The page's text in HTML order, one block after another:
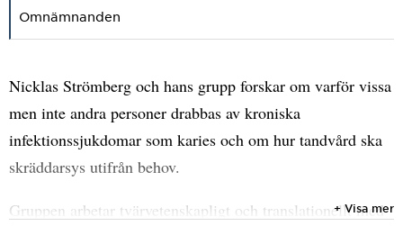
Omnämnanden
Nicklas Strömberg och hans grupp forskar om varför vissa
men inte andra personer drabbas av kroniska
infektionssjukdomar som karies och om hur tandvård ska
skräddarsys utifrån behov.
Gruppen arbetar tvärvetenskapligt och translationellt med
+ Visa mer